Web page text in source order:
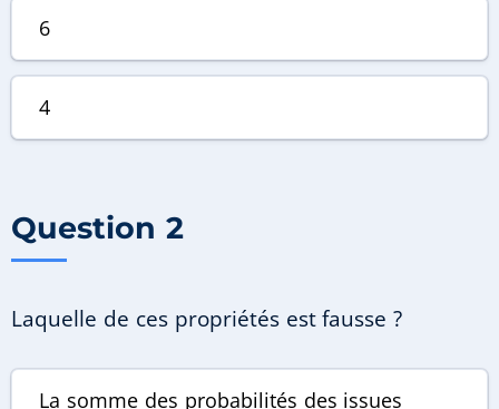
6
4
Question 2
Laquelle de ces propriétés est fausse ?
La somme des probabilités des issues